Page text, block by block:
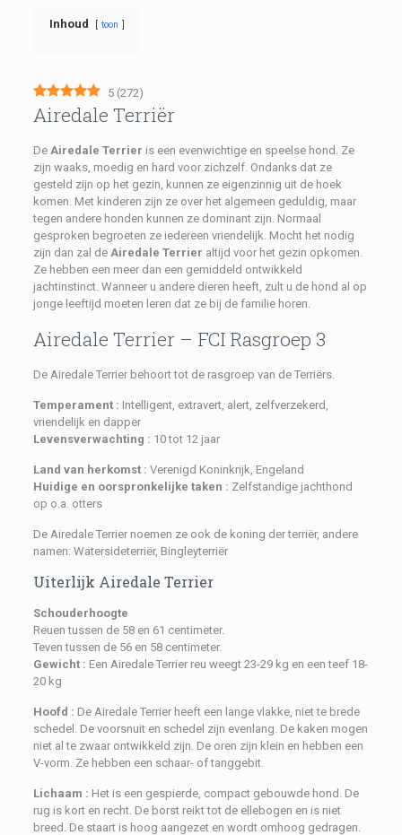
Inhoud toon
5 (272)
Airedale Terriër
De Airedale Terrier is een evenwichtige en speelse hond. Ze
zijn waaks, moedig en hard voor zichzelf. Ondanks dat ze
gesteld zijn op het gezin, kunnen ze eigenzinnig uit de hoek
komen. Met kinderen zijn ze over het algemeen geduldig, maar
tegen andere honden kunnen ze dominant zijn. Normaal
gesproken begroeten ze iedereen vriendelijk. Mocht het nodig
zijn dan zal de Airedale Terrier altijd voor het gezin opkomen.
Ze hebben een meer dan een gemiddeld ontwikkeld
jachtinstinct. Wanneer u andere dieren heeft, zult u de hond al op
jonge leeftijd moeten leren dat ze bij de familie horen.
Airedale Terrier – FCI Rasgroep 3
De Airedale Terrier behoort tot de rasgroep van de Terriërs.
Temperament : Intelligent, extravert, alert, zelfverzekerd,
vriendelijk en dapper
Levensverwachting : 10 tot 12 jaar
Land van herkomst : Verenigd Koninkrijk, Engeland
Huidige en oorspronkelijke taken : Zelfstandige jachthond
op o.a. otters
De Airedale Terrier noemen ze ook de koning der terriër, andere
namen: Watersideterriër, Bingleyterriër
Uiterlijk Airedale Terrier
Schouderhoogte
Reuen tussen de 58 en 61 centimeter.
Teven tussen de 56 en 58 centimeter.
Gewicht : Een Airedale Terrier reu weegt 23-29 kg en een teef 18-
20 kg
Hoofd : De Airedale Terrier heeft een lange vlakke, niet te brede
schedel. De voorsnuit en schedel zijn evenlang. De kaken mogen
niet al te zwaar ontwikkeld zijn. De oren zijn klein en hebben een
V-vorm. Ze hebben een schaar- of tanggebit.
Lichaam : Het is een gespierde, compact gebouwde hond. De
rug is kort en recht. De borst reikt tot de ellebogen en is niet
breed. De staart is hoog aangezet en wordt omhoog gedragen.